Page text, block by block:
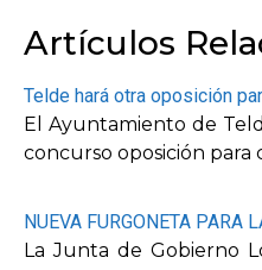
Artículos
Telde hará otra oposición
El Ayuntamiento de
concurso oposición para
NUEVA FURGONETA PARA
La Junta de Gobierno